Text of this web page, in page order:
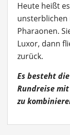
Heute heißt
unsterblichen
Pharaonen.
Luxor, dann
zurück.
Es besteht
Rundreise
zu